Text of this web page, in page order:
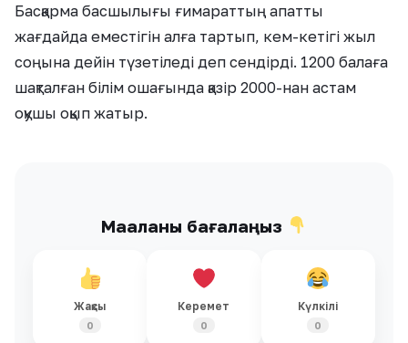
Басқарма басшылығы ғимараттың апатты
жағдайда еместігін алға тартып, кем-кетігі жыл
соңына дейін түзетіледі деп сендірді. 1200 балаға
шақталған білім ошағында қазір 2000-нан астам
оқушы оқып жатыр.
Мақаланы бағалаңыз
Жақсы
0
Керемет
0
Күлкілі
0